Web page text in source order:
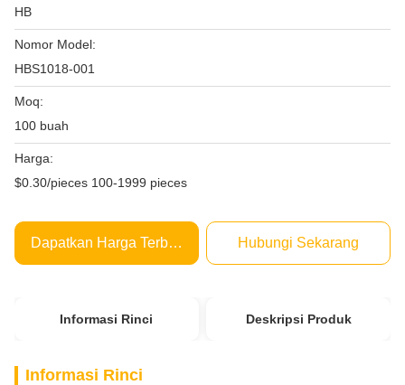
HB
Nomor Model:
HBS1018-001
Moq:
100 buah
Harga:
$0.30/pieces 100-1999 pieces
Dapatkan Harga Terbaik Hubungi Sekarang
Informasi Rinci Deskripsi Produk
Informasi Rinci